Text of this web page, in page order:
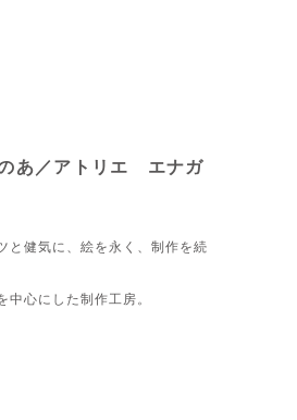
あ／アトリエ エナガ
と健気に、絵を永く、制作を続
中心にした制作工房。